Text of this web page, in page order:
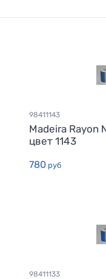
98411143
Madeira
цвет 1143
780руб
98411133